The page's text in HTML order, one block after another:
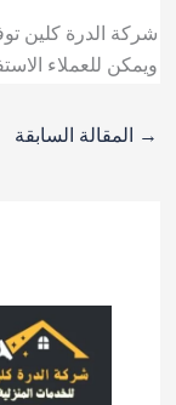
شركة الدرة كلين
ويمكن للعملاء
→ المقالة السابقة